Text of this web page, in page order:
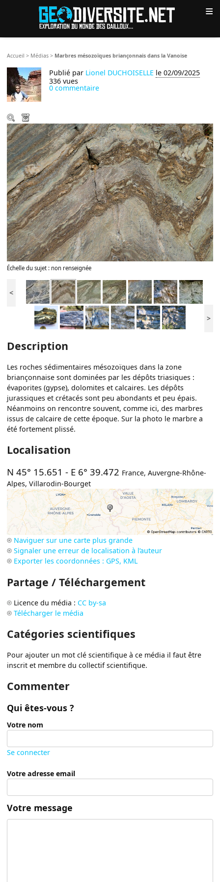
≡
Accueil > Médias > Marbres mésozoïques briançonnais dans la Vanoise
Publié par Lionel DUCHOISELLE le 02/09/2025
336 vues
0 commentaire
Échelle du sujet : non renseignée
<
>
Description
Les roches sédimentaires mésozoïques dans la zone
briançonnaise sont dominées par les dépôts triasiques :
évaporites (gypse), dolomites et calcaires. Les dépôts
jurassiques et crétacés sont peu abondants et peu épais.
Néanmoins on rencontre souvent, comme ici, des marbres
issus de calcaire de cette époque. Sur la photo le marbre a
été fortement plissé.
Localisation
N 45° 15.651 - E 6° 39.472 France,Auvergne-Rhône-
Alpes,Villarodin-Bourget
Naviguer sur une carte plus grande
Signaler une erreur de localisation à l’auteur
Exporter les coordonnées : GPS, KML
Partage / Téléchargement
Licence du média : CC by-sa
Télécharger le média
Catégories scientifiques
Pour ajouter un mot clé scientifique à ce média il faut être
inscrit et membre du collectif scientifique.
Commenter
Qui êtes-vous ?
Votre nom
Se connecter
Votre adresse email
Votre message